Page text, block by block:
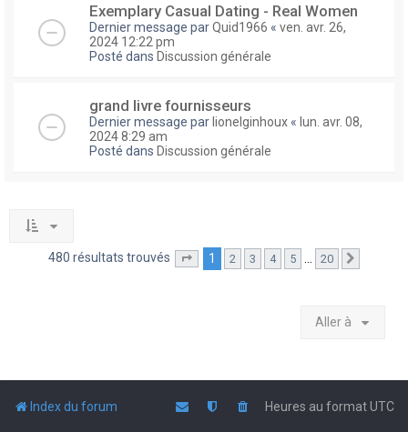
Exemplary Сasual Dating - Real Women
Dernier message parQuid1966 « ven. avr. 26,
2024 12:22 pm
Posté dans Discussion générale
grand livre fournisseurs
Dernier message par lionelginhoux « lun. avr. 08,
2024 8:29 am
Posté dans Discussion générale
480 résultats trouvés Page sur20
1 2 3 4 5 … 20
Aller à
Index du forum Heures au formatUTC